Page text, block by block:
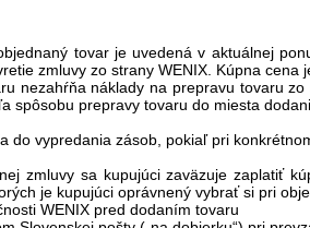
tovar je uvedená v aktuálnej
zmluvy zo strany WENIX. Kúpna cena
nezahŕňa náklady na prepravu tovaru
spôsobu prepravy tovaru do miesta
do vypredania zásob, pokiaľ pri
zmluvy sa kupujúci zaväzuje zaplatiť
je kupujúci oprávnený vybrať si pri
WENIX pred dodaním tovaru